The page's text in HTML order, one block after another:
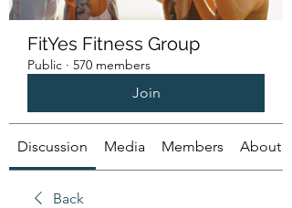
FitYes Fitness Group
Public · 570 members
Join
Discussion Media Members About
Back